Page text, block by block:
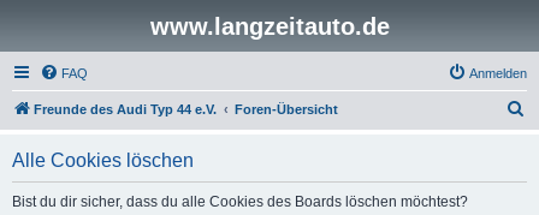
www.langzeitauto.de
FAQ Anmelden
Freunde des Audi Typ 44 e.V. Foren-Übersicht
Alle Cookies löschen
Bist du dir sicher, dass du alle Cookies des Boards löschen möchtest?